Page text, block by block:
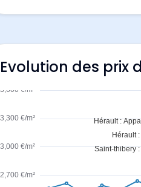
Evolution des prix